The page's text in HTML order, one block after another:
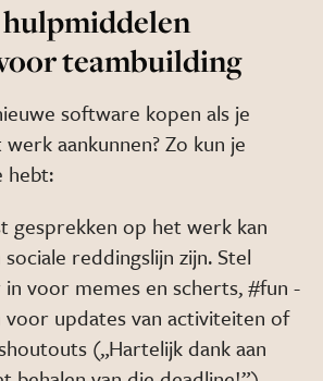
teambuilding
software kopen als je
aankunnen? Zo kun je
hebt:
gesprekken op het werk kan
reddingslijn zijn. Stel
voor memes en scherts, #fun -
voor updates van activiteiten of
(„Hartelijk dank aan